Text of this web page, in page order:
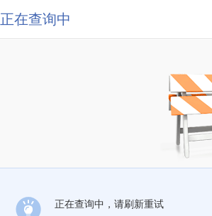
正在查询中
正在查询中，请刷新重试